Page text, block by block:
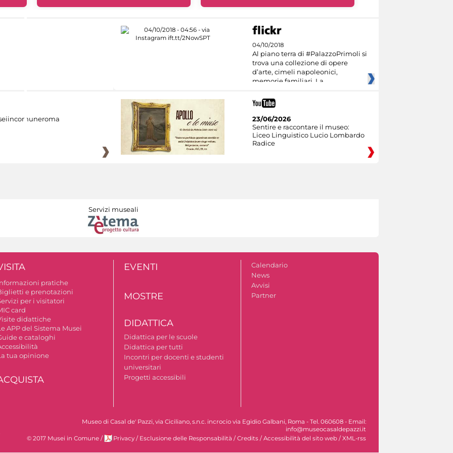
04/10/2018
Al piano terra di #PalazzoPrimoli si
trova una collezione di opere
d’arte, cimeli napoleonici,
memorie familiari. La
23/06/2026
Sentire e raccontare il museo:
Liceo Linguistico Lucio Lombardo
Radice
Servizi museali
pratiche
e prenotazioni
per i visitatori
card
didattiche
APP del Sistema Musei
e cataloghi
tua opinione
EVENTI
MOSTRE
DIDATTICA
Didattica per le scuole
Didattica per tutti
Incontri per docenti e studenti
universitari
Progetti accessibili
Calendario
News
Avvisi
Partner
Museo di Casal de' Pazzi, via Ciciliano, s.n.c. incrocio via Egidio Galbani, Roma - Tel. 060608 - Email:
info@museocasaldepazzi.it
© 2017 Musei in Comune / Privacy / Esclusione delle Responsabilità / Credits / Accessibilità del sito web / XML-rss